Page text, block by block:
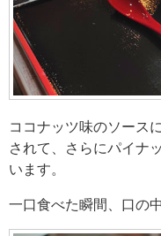
ココナッツ味のソース
されて、さらにパイナ
います。
一口食べた瞬間、口の